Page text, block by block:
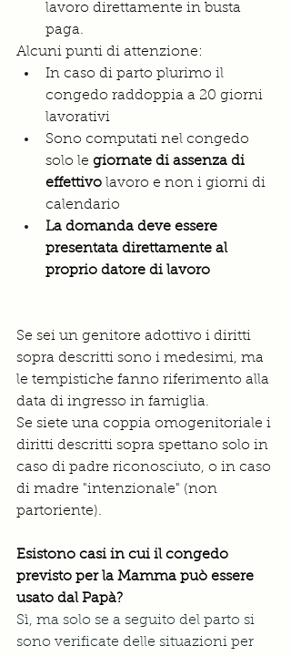
lavoro direttamente in busta
paga.
Alcuni punti di attenzione:
In caso di parto plurimo il
congedo raddoppia a 20 giorni
lavorativi
Sono computati nel congedo
solo le giornate di assenza di
effettivo lavoro e non i giorni di
calendario
La domanda deve essere
presentata direttamente al
proprio datore di lavoro
Se sei un genitore adottivo i diritti
sopra descritti sono i medesimi, ma
le tempistiche fanno riferimento alla
data di ingresso in famiglia.
Se siete una coppia omogenitoriale i
diritti descritti sopra spettano solo in
caso di padre riconosciuto, o in caso
di madre "intenzionale" (non
partoriente).
Esistono casi in cui il congedo
previsto per la Mamma può essere
usato dal Papà?
Sì, ma solo se a seguito del parto si
sono verificate delle situazioni per